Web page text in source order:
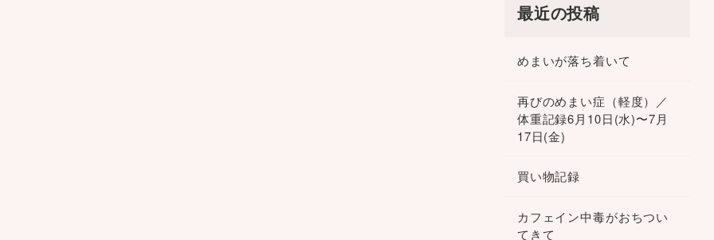
最近の投稿
めまいが落ち着いて
再びのめまい症（軽度）／
体重記録6月10日(水)〜7月
17日(金)
買い物記録
カフェイン中毒がおちつい
てきて